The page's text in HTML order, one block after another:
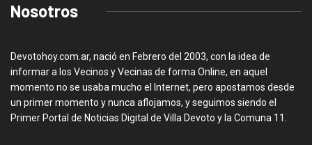
Nosotros
Devotohoy.com.ar, nació en Febrero del 2003, con la idea de
informar a los Vecinos y Vecinas de forma Online, en aquel
momento no se usaba mucho el Internet, pero apostamos desde
un primer momento y nunca aflojamos, y seguimos siendo el
Primer Portal de Noticias Digital de Villa Devoto y la Comuna 11.